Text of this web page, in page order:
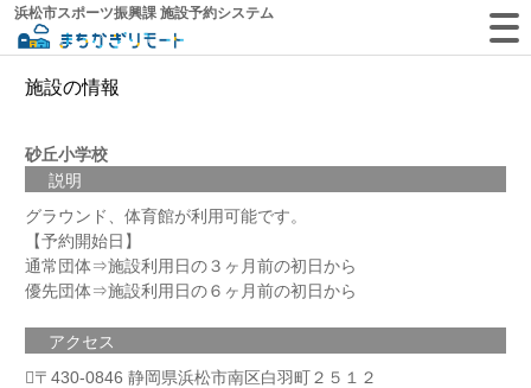
浜松市スポーツ振興課 施設予約システム
施設の情報
砂丘小学校
説明
グラウンド、体育館が利用可能です。
【予約開始日】
通常団体⇒施設利用日の３ヶ月前の初日から
優先団体⇒施設利用日の６ヶ月前の初日から
アクセス
〒430-0846 静岡県浜松市南区白羽町２５１２